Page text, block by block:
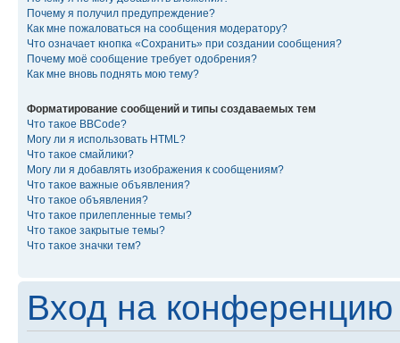
Почему я получил предупреждение?
Как мне пожаловаться на сообщения модератору?
Что означает кнопка «Сохранить» при создании сообщения?
Почему моё сообщение требует одобрения?
Как мне вновь поднять мою тему?
Форматирование сообщений и типы создаваемых тем
Что такое BBCode?
Могу ли я использовать HTML?
Что такое смайлики?
Могу ли я добавлять изображения к сообщениям?
Что такое важные объявления?
Что такое объявления?
Что такое прилепленные темы?
Что такое закрытые темы?
Что такое значки тем?
Вход на конференцию